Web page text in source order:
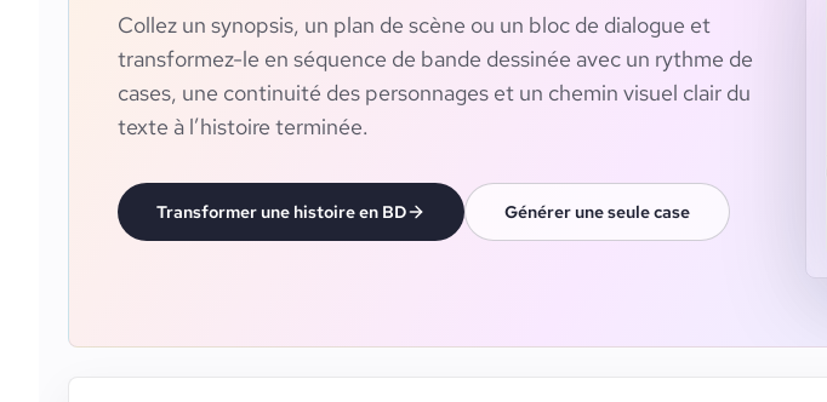
Collez un synopsis, un plan de scène ou un bloc de dialogue et
transformez-le en séquence de bande dessinée avec un rythme de
cases, une continuité des personnages et un chemin visuel clair du
texte à l’histoire terminée.
Transformer une histoire en BD Générer une seule case